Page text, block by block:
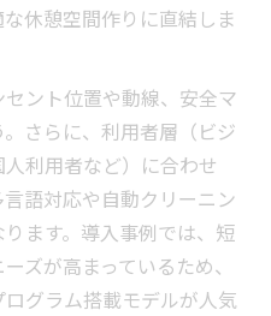
休憩空間作りに直結しま
ント位置や動線、安全マ
さらに、利用者層（ビジ
利用者など）に合わせ
語対応や自動クリーニン
ます。導入事例では、短
ズが高まっているため、
グラム搭載モデルが人気